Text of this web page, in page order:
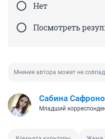
Нет
Посмотреть
Мнение автора может не
Сабина
Младший